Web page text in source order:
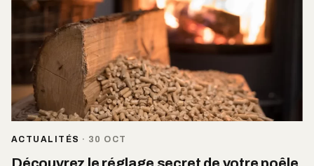
ACTUALITÉS · 30 OCT